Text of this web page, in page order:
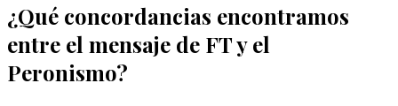
¿Qué concordancias encontramos
entre el mensaje de FT y el
Peronismo?